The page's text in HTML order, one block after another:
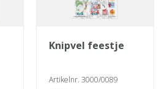
knipvel feestje
Artikelnr. 3000/0089